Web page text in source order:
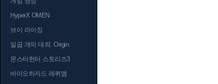
HyperX OMEN
브이 라이징
일곱 개의 대죄: Origin
몬스터헌터 스토리즈3
바이오하자드 레퀴엠